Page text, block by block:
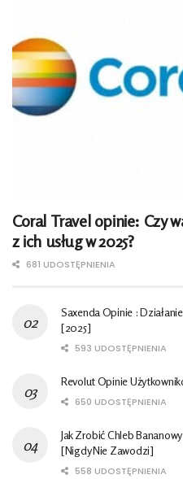
Coral Travel opinie: Czy
z ich usług w 2025?
681 UDOSTĘPNIENIA
Saxenda Opinie :
[2025]
593 UDOSTĘPNIENIA
Revolut Opinie
650 UDOSTĘPNIENIA
Jak Zrobić Chleb
[Nigdy Nie Zawodzi]
558 UDOSTĘPNIENIA